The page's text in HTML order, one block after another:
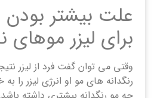
علت بیشتر
برای لیزر موهای
وقتی می توان گفت فرد از لیزر
رنگدانه های مو او انرژی لیزر را